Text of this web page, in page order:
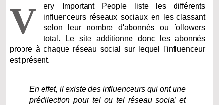
V
ery Important People liste les différents
influenceurs réseaux sociaux en les classant
selon leur nombre d'abonnés ou followers
total. Le site additionne donc les abonnés
propre à chaque réseau social sur lequel l'influenceur
est présent.
En effet, il existe des influenceurs qui ont une
prédilection pour tel ou tel réseau social et